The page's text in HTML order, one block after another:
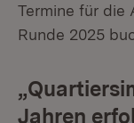
Termine für die
Runde 2025
Jahren